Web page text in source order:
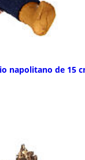
napolitano de 15